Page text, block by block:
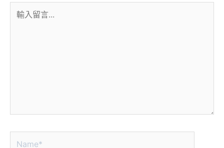
入